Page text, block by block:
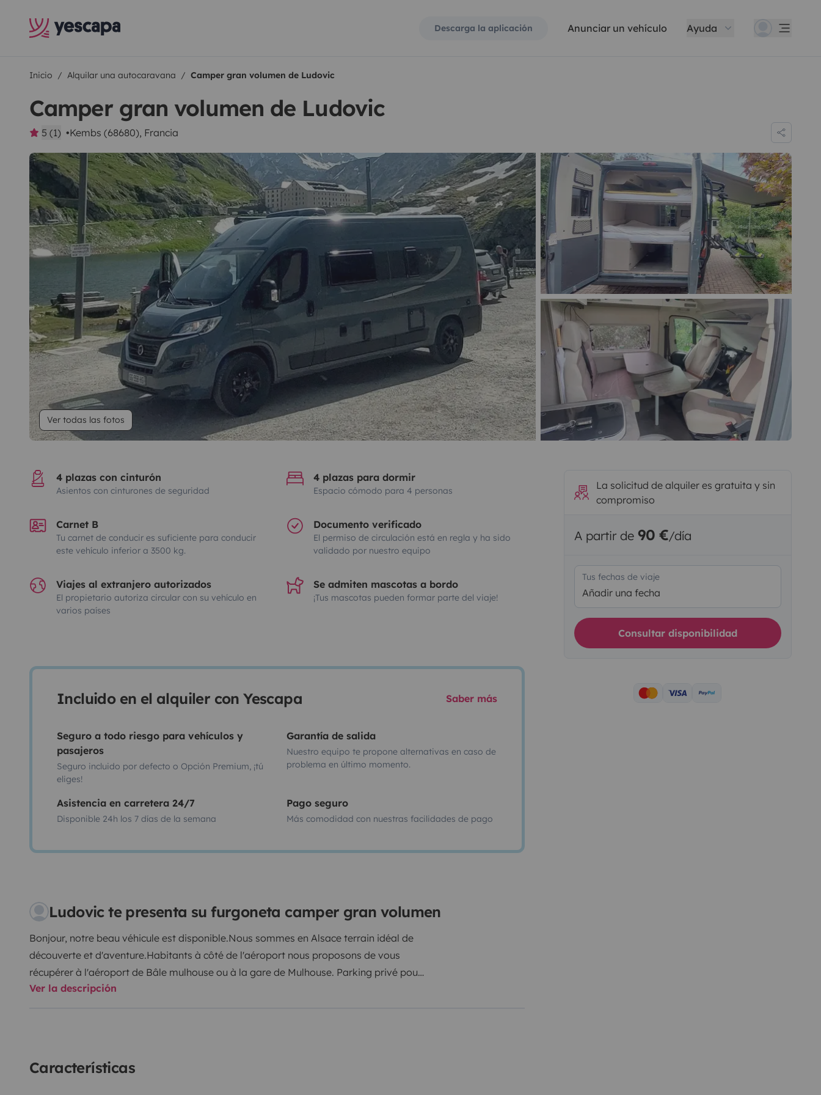
Descarga la aplicación Anunciar un vehículo Ayuda
Inicio Alquilar una autocaravana Camper gran volumen de Ludovic
Camper gran volumen de Ludovic
5 (1) Kembs (68680), Francia
Ver todas las fotos
4 plazas con cinturón
Asientos con cinturones de seguridad
4 plazas para dormir
Espacio cómodo para 4 personas
Carnet B
Tu carnet de conducir es suficiente para conducir
este vehículo inferior a 3500 kg.
Documento verificado
El permiso de circulación está en regla y ha sido
validado por nuestro equipo
Viajes al extranjero autorizados
El propietario autoriza circular con su vehículo en
varios países
Se admiten mascotas a bordo
¡Tus mascotas pueden formar parte del viaje!
Incluido en el alquiler con Yescapa Saber más
Seguro a todo riesgo para vehículos y
pasajeros
Seguro incluido por defecto o Opción Premium, ¡tú
eliges!
Garantía de salida
Nuestro equipo te propone alternativas en caso de
problema en último momento.
Asistencia en carretera 24/7
Disponible 24h los 7 días de la semana
Pago seguro
Más comodidad con nuestras facilidades de pago
Ludovic te presenta su furgoneta camper gran volumen
Bonjour, notre beau véhicule est disponible.Nous sommes en Alsace terrain idéal de
découverte et d'aventure.Habitants à côté de l'aéroport nous proposons de vous
récupérer à l'aéroport de Bâle mulhouse ou à la gare de Mulhouse. Parking privé pour
votre voiture, gratuit.Une tente et deux matelas sont aussi disponibles, si vous avez
programmable WEBASTO. Donc aucun souci pour des virées au ski ou ailleurs.
Ver la descripción
Características
La solicitud de alquiler es gratuita y sin
compromiso
A partir de 90 €/día
Tus fechas de viaje
Añadir una fecha
Consultar disponibilidad